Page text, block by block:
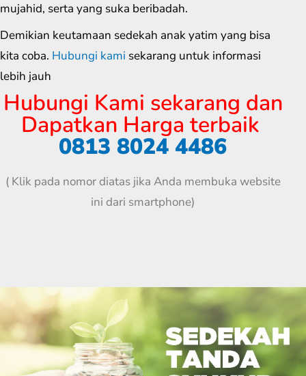
mujahid, serta yang suka beribadah.
Demikian keutamaan sedekah anak yatim yang bisa
kita coba. Hubungi kami sekarang untuk informasi
lebih jauh
Hubungi Kami sekarang dan
Dapatkan Harga terbaik
0813 8024 4486
( Klik pada nomor diatas jika Anda membuka website
ini dari smartphone)